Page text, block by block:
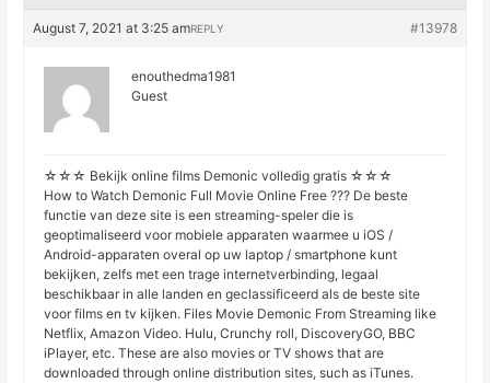
August 7, 2021 at 3:25 am #13978
REPLY
enouthedma1981
Guest
☆☆☆ Bekijk online films Demonic volledig gratis ☆☆☆
How to Watch Demonic Full Movie Online Free ??? De beste
functie van deze site is een streaming-speler die is
geoptimaliseerd voor mobiele apparaten waarmee u iOS /
Android-apparaten overal op uw laptop / smartphone kunt
bekijken, zelfs met een trage internetverbinding, legaal
beschikbaar in alle landen en geclassificeerd als de beste site
voor films en tv kijken. Files Movie Demonic From Streaming like
Netflix, Amazon Video. Hulu, Crunchy roll, DiscoveryGO, BBC
iPlayer, etc. These are also movies or TV shows that are
downloaded through online distribution sites, such as iTunes.